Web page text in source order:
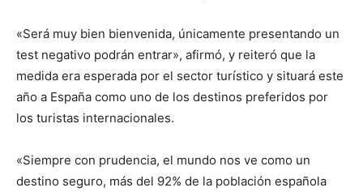
«Será muy bien bienvenida, únicamente presentando un
test negativo podrán entrar», afirmó, y reiteró que la
medida era esperada por el sector turístico y situará este
año a España como uno de los destinos preferidos por
los turistas internacionales.
«Siempre con prudencia, el mundo nos ve como un
destino seguro, más del 92% de la población española